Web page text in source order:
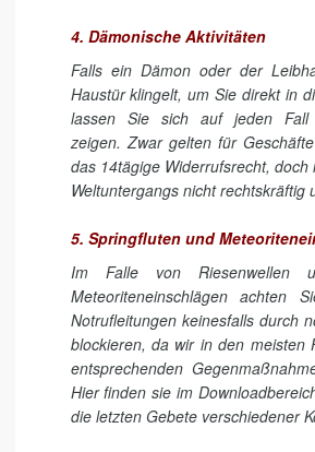
4. Dämonische Aktivitäten
Falls ein Dämon oder der
Haustür klingelt, um Sie direkt in
lassen Sie sich auf jeden Fall
zeigen. Zwar gelten für
das 14tägige Widerrufsrecht,
Weltuntergangs nicht rechtskräftig
5. Springfluten und
Im Falle von Riesenwellen
Meteoriteneinschlägen achten
Notrufleitungen keinesfalls durch
blockieren, da wir in den meisten
entsprechenden
Hier finden sie im
die letzten Gebete verschiedener